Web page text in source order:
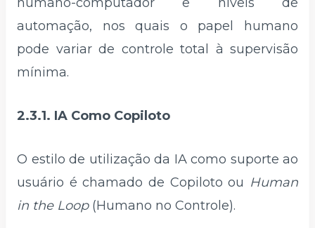
automação, nos quais o papel humano
pode variar de controle total à supervisão
mínima.
2.3.1. IA Como Copiloto
O estilo de utilização da IA como suporte ao
usuário é chamado de Copiloto ou Human
in the Loop(Humano no Controle).